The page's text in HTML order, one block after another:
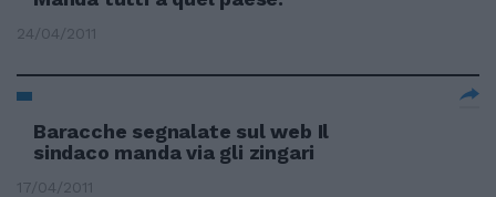
24/04/2011
Baracche segnalate sul web Il
sindaco manda via gli zingari
17/04/2011